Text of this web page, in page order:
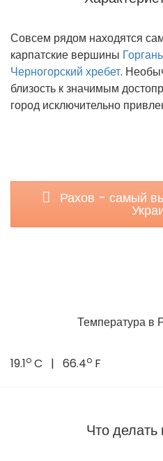
Совсем рядом находятся
карпатские вершины
Черногорский хребет.
близость к значимым
город исключительно
Рахов - самый
Температура в
19.1o C | 66.4o F
Что делать